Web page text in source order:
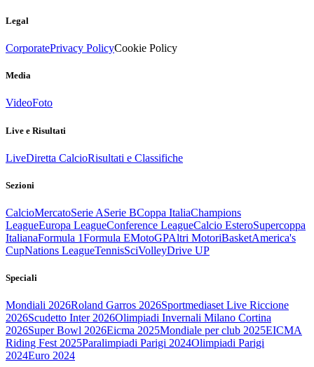
Legal
CorporatePrivacy PolicyCookie Policy
Media
VideoFoto
Live e Risultati
LiveDiretta CalcioRisultati e Classifiche
Sezioni
CalcioMercatoSerie ASerie BCoppa ItaliaChampions
LeagueEuropa LeagueConference LeagueCalcio EsteroSupercoppa
ItalianaFormula 1Formula EMotoGPAltri MotoriBasketAmerica's
CupNations LeagueTennisSciVolleyDrive UP
Speciali
Mondiali 2026Roland Garros 2026Sportmediaset Live Riccione
2026Scudetto Inter 2026Olimpiadi Invernali Milano Cortina
2026Super Bowl 2026Eicma 2025Mondiale per club 2025EICMA
Riding Fest 2025Paralimpiadi Parigi 2024Olimpiadi Parigi
2024Euro 2024